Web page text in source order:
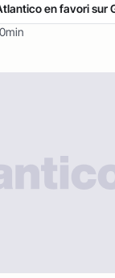
en favori sur